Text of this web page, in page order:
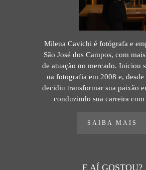
Milena Cavichi é fotógrafa e
São José dos Campos, com
de atuação no mercado. Iniciou
na fotografia em 2008 e, desde
decidiu transformar sua paixão
conduzindo sua carreira
SAIBA MAIS
E AÍ GOSTOU?